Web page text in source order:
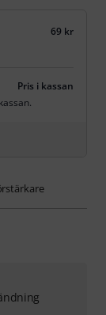
69 kr
Pris i kassan